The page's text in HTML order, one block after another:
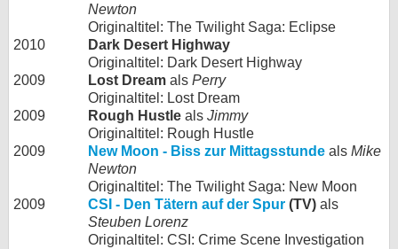
Newton
Originaltitel: The Twilight Saga: Eclipse
2010
Dark Desert Highway
Originaltitel: Dark Desert Highway
2009
Lost Dream als Perry
Originaltitel: Lost Dream
2009
Rough Hustle als Jimmy
Originaltitel: Rough Hustle
2009
New Moon - Biss zur Mittagsstunde als Mike
Newton
Originaltitel: The Twilight Saga: New Moon
2009
CSI - Den Tätern auf der Spur (TV) als
Steuben Lorenz
Originaltitel: CSI: Crime Scene Investigation